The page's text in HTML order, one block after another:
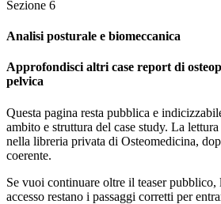
Sezione 6
Analisi posturale e biomeccanica
Approfondisci altri case report di
pelvica
Questa pagina resta pubblica e
ambito e struttura del case study. La
nella libreria privata di Osteomedicina,
coerente.
Se vuoi continuare oltre il teaser
accesso restano i passaggi corretti per